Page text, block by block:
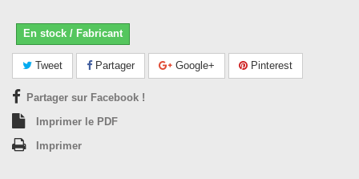
En stock / Fabricant
Tweet Partager Google+ Pinterest
Partager sur Facebook !
Imprimer le PDF
Imprimer